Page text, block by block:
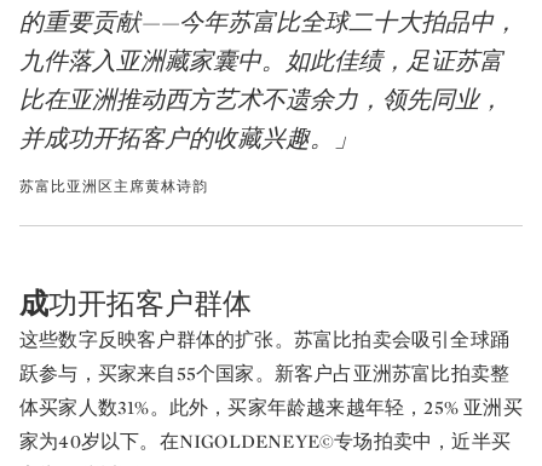
的重要贡献——今年苏富比全球二十大拍品中，
九件落入亚洲藏家囊中。如此佳绩，足证苏富
比在亚洲推动西方艺术不遗余力，领先同业，
并成功开拓客户的收藏兴趣。」
苏富比亚洲区主席黄林诗韵
成功开拓客户群体
这些数字反映客户群体的扩张。苏富比拍卖会吸引全球踊
跃参与，买家来自55个国家。新客户占亚洲苏富比拍卖整
体买家人数31%。此外，买家年龄越来越年轻，25% 亚洲买
家为40岁以下。在NIGOLDENEYE©专场拍卖中，近半买